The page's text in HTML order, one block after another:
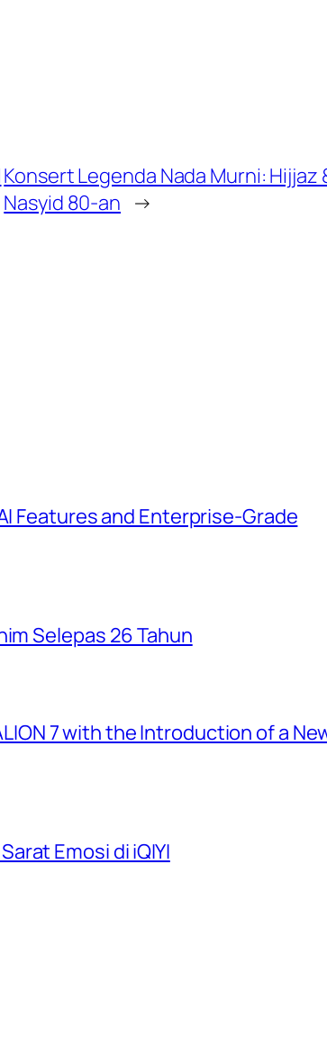
Konsert Legenda Nada Murni: Hijjaz
Nasyid 80-an →
Features and Enterprise-Grade
Selepas 26 Tahun
7 with the Introduction of a
Emosi di iQIYI